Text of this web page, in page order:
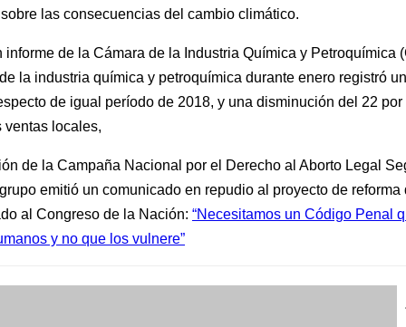
las consecuencias del cambio climático.
informe de la Cámara de la Industria Química y Petroquímica
la industria química y petroquímica durante enero registró
de igual período de 2018, y una disminución del 22 por
ventas locales,
de la Campaña Nacional por el Derecho al Aborto Legal
emitió un comunicado en repudio al proyecto de reforma
al Congreso de la Nación: “Necesitamos un Código Penal
y no que los vulnere”